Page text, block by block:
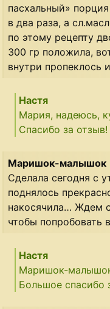
пасхальный»
в два раза, а
по этому рецепту
300 гр положила,
внутри пропеклось
Настя
Мария, надеюсь,
Спасибо за отзыв!
Маришок-малышок
Сделала сегодня с
поднялось
накосячила… Ждем
чтобы попробовать
Настя
Маришок-
Большое спасибо